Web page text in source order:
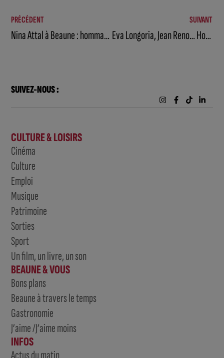
PRÉCÉDENT
Nina Attal à Beaune : hommage à Jimi Hendrix avec Electric Lady Land
SUIVANT
Eva Longoria, Jean Reno… Hollywood à la Vente des Vins des Hospices de Beaune
SUIVEZ-NOUS :
CULTURE & LOISIRS
Cinéma
Culture
Emploi
Musique
Patrimoine
Sorties
Sport
Un film, un livre, un son
BEAUNE & VOUS
Bons plans
Beaune à travers le temps
Gastronomie
J’aime /J’aime moins
INFOS